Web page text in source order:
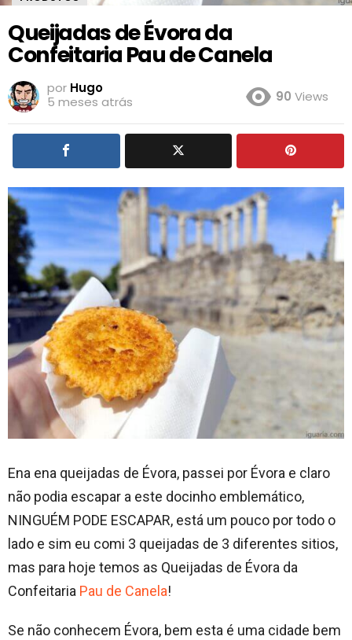
Queijadas de Évora da
Confeitaria Pau de Canela
por Hugo
5 meses atrás
90 Views
Ena ena queijadas de Évora, passei por Évora e claro
não podia escapar a este docinho emblemático,
NINGUÉM PODE ESCAPAR, está um pouco por todo o
lado e sim eu comi 3 queijadas de 3 diferentes sitios,
mas para hoje temos as Queijadas de Évora da
Confeitaria Pau de Canela!
Se não conhecem Évora, bem esta é uma cidade bem